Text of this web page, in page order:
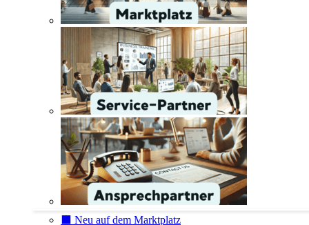
⬛️ Neu auf dem Marktplatz